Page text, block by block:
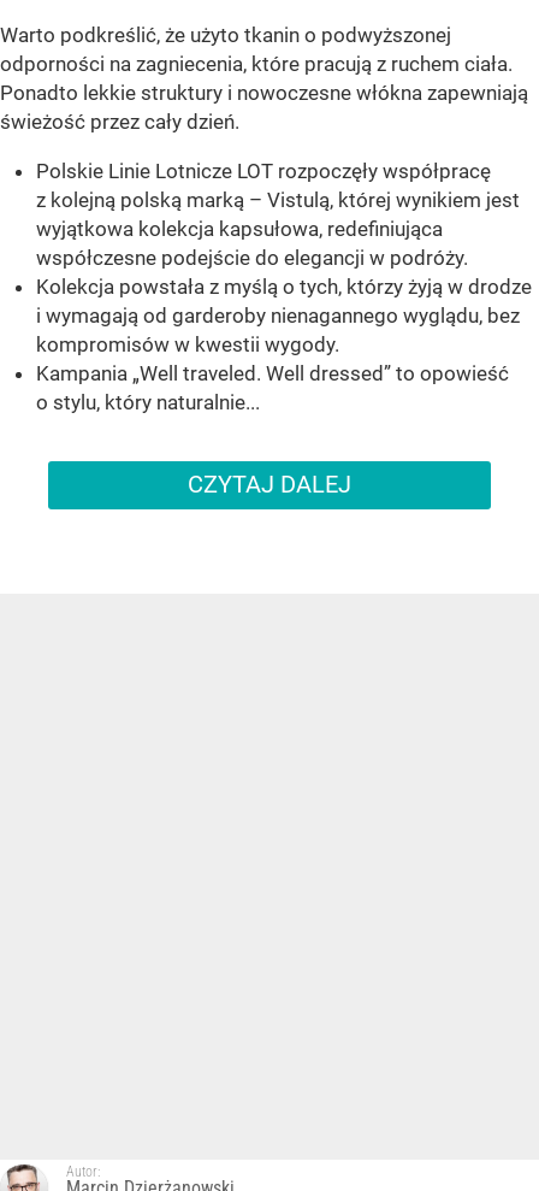
Warto podkreślić, że użyto tkanin o podwyższonej
odporności na zagniecenia, które pracują z ruchem ciała.
Ponadto lekkie struktury i nowoczesne włókna zapewniają
świeżość przez cały dzień.
Polskie Linie Lotnicze LOT rozpoczęły współpracę
z kolejną polską marką – Vistulą, której wynikiem jest
wyjątkowa kolekcja kapsułowa, redefiniująca
współczesne podejście do elegancji w podróży.
Kolekcja powstała z myślą o tych, którzy żyją w drodze
i wymagają od garderoby nienagannego wyglądu, bez
kompromisów w kwestii wygody.
Kampania „Well traveled. Well dressed” to opowieść
o stylu, który naturalnie...
CZYTAJ DALEJ
Autor: